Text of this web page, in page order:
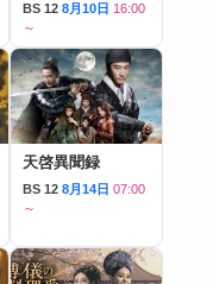
BS 12 8月10日 16:00
～
天啓異聞録
BS 12 8月14日 07:00
～